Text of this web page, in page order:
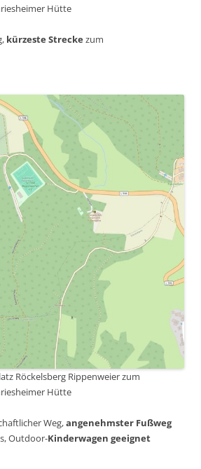
Hütte
kürzeste Strecke zum
Röckelsberg Rippenweier zum
Hütte
Weg,angenehmster Fußweg
Outdoor-Kinderwagen geeignet